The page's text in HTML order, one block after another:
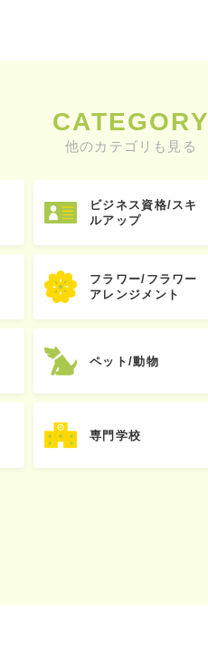
CATEGORY
他のカテゴリも見る
ビジネス資格/スキ
ルアップ
フラワー/フラワー
アレンジメント
ペット/動物
専門学校